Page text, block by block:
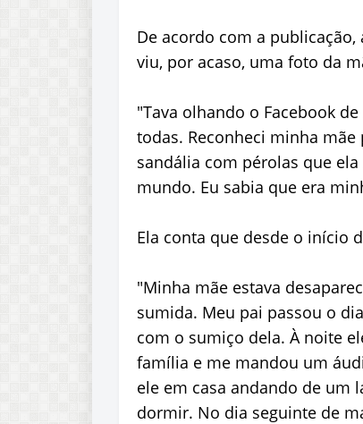
De acordo com a
viu, por acaso, uma foto da
"Tava olhando o Facebook
todas. Reconheci minha
sandália com pérolas que
mundo. Eu sabia que era
Ela conta que desde o início
"Minha mãe estava
sumida. Meu pai passou o
com o sumiço dela. À noite
família e me mandou um
ele em casa andando de um
dormir. No dia seguinte de